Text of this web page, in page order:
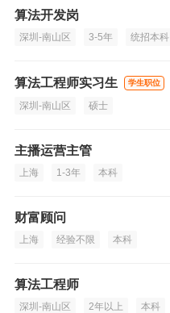
算法开发岗
深圳-南山区 3-5年 统招本科
算法工程师实习生 学生职位
深圳-南山区 硕士
主播运营主管
上海 1-3年 本科
财富顾问
上海 经验不限 本科
算法工程师
深圳-南山区 2年以上 本科